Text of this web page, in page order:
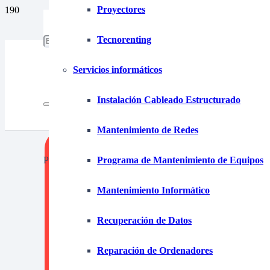
653 15 87 39
925 280 355
Product has been added to your cart.
Proyectores
Tecnorenting
Servicios informáticos
Instalación Cableado Estructurado
Mantenimiento de Redes
Programa de Mantenimiento de Equipos
Mantenimiento Informático
Recuperación de Datos
Reparación de Ordenadores